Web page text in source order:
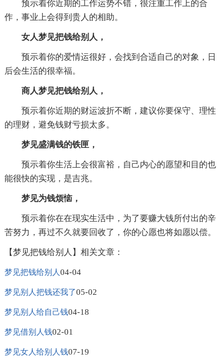
预示着你近期的工作运势不错，很注重工作上的合
作，事业上会得到贵人的相助。
女人梦见把钱给别人，
预示着你的爱情运很好，会找到合适自己的对象，日
后会生活的很幸福。
商人梦见把钱给别人，
预示着你近期的财运波折不断，建议你要保守、理性
的理财，避免钱财亏损太多。
梦见盛满钱的铁匣，
预示着你生活上会很富裕，自己内心的愿望和目的也
能很快的实现，是吉兆。
梦见为钱烦恼，
预示着你在在现实生活中，为了要赚大钱所付出的辛
苦努力，再过不久就要回收了，你的心愿也将如愿以偿。
【梦见把钱给别人】相关文章：
梦见把钱给别人 04-04
梦见别人把钱还我了05-02
梦见别人给自己钱04-18
梦见借别人钱02-01
梦见女人给别人钱07-19